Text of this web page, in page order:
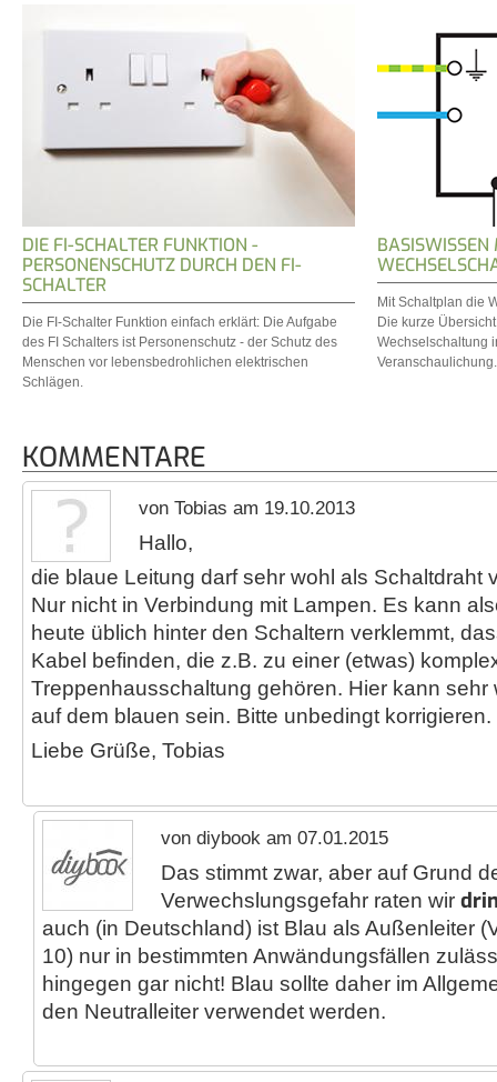
DIE FI-SCHALTER FUNKTION -
PERSONENSCHUTZ DURCH DEN FI-
SCHALTER
Die FI-Schalter Funktion einfach erklärt: Die Aufgabe
des FI Schalters ist Personenschutz - der Schutz des
Menschen vor lebensbedrohlichen elektrischen
Schlägen.
Mit Schaltplan die
Die kurze
Wechselschaltung
Veranschaulichung.
KOMMENTARE
von Tobias am 19.10.2013
Hallo,
die blaue Leitung darf sehr wohl als Schaltdraht
Nur nicht in Verbindung mit Lampen. Es kann
heute üblich hinter den Schaltern verklemmt,
Kabel befinden, die z.B. zu einer (etwas)
Treppenhausschaltung gehören. Hier kann
auf dem blauen sein. Bitte unbedingt korrigieren.
Liebe Grüße, Tobias
von diybook am 07.01.2015
Das stimmt zwar, aber auf Grund
Verwechslungsgefahr raten wir
auch (in Deutschland) ist Blau als Außenleiter
10) nur in bestimmten Anwändungsfällen
hingegen gar nicht! Blau sollte daher im
den Neutralleiter verwendet werden.